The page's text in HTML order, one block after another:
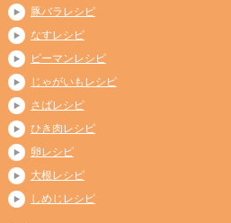
豚バラレシピ
なすレシピ
ピーマンレシピ
じゃがいもレシピ
さばレシピ
ひき肉レシピ
卵レシピ
大根レシピ
しめじレシピ